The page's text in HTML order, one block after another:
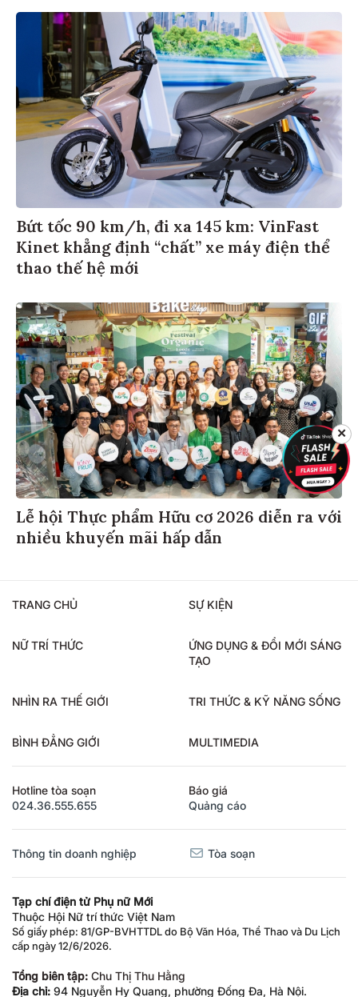
Bứt tốc 90 km/h, đi xa 145 km: VinFast
Kinet khẳng định “chất” xe máy điện thể
thao thế hệ mới
Lễ hội Thực phẩm Hữu cơ 2026 diễn ra với
nhiều khuyến mãi hấp dẫn
TRANG CHỦ SỰ KIỆN
NỮ TRÍ THỨC
ỨNG DỤNG & ĐỔI MỚI SÁNG
TẠO
NHÌN RA THẾ GIỚI TRI THỨC & KỸ NĂNG SỐNG
BÌNH ĐẲNG GIỚI MULTIMEDIA
Hotline tòa soạn
024.36.555.655
Báo giá
Quảng cáo
Thông tin doanh nghiệp Tòa soạn
Tạp chí điện tử Phụ nữ Mới
Thuộc Hội Nữ trí thức Việt Nam
Số giấy phép: 81/GP-BVHTTDL do Bộ Văn Hóa, Thể Thao và Du Lịch
cấp ngày 12/6/2026.
Tổng biên tập: Chu Thị Thu Hằng
Địa chỉ: 94 Nguyễn Hy Quang, phường Đống Đa, Hà Nội.
✕